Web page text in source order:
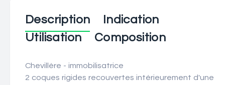
Description
Indication
Utilisation
Composition
Chevillère - immobilisatrice
2 coques rigides recouvertes intérieurement d'une